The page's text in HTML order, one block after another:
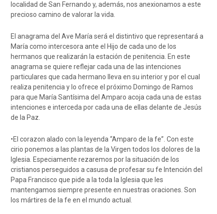
localidad de San Fernando y, además, nos anexionamos a este
precioso camino de valorar la vida.
El anagrama del Ave María será el distintivo que representará a
María como intercesora ante el Hijo de cada uno de los
hermanos que realizarán la estación de penitencia. En este
anagrama se quiere reflejar cada una de las intenciones
particulares que cada hermano lleva en su interior y por el cual
realiza penitencia y lo ofrece el próximo Domingo de Ramos
para que María Santísima del Amparo acoja cada una de estas
intenciones e interceda por cada una de ellas delante de Jesús
de la Paz.
•El corazon alado con la leyenda “Amparo de la fe”. Con este
cirio ponemos a las plantas de la Virgen todos los dolores de la
Iglesia. Especiamente rezaremos por la situación de los
cristianos perseguidos a casusa de profesar su fe Intención del
Papa Francisco que pide a la toda la Iglesia que les
mantengamos siempre presente en nuestras oraciones. Son
los mártires de la fe en el mundo actual.